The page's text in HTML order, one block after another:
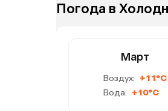
Погода в
Март
Воздух: +11°C
Вода: +10°C